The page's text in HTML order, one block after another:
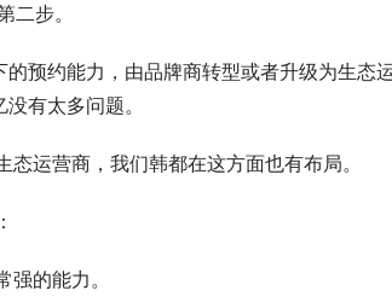
步。
预约能力，由品牌商转型或者升级为生态
有太多问题。
运营商，我们韩都在这方面也有布局。
的能力。